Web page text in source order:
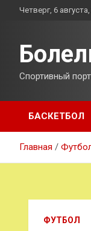
ПерейтиЧетверг, 6
Спортивный
БАСКЕТБОЛ
Главная
ФУТБОЛ